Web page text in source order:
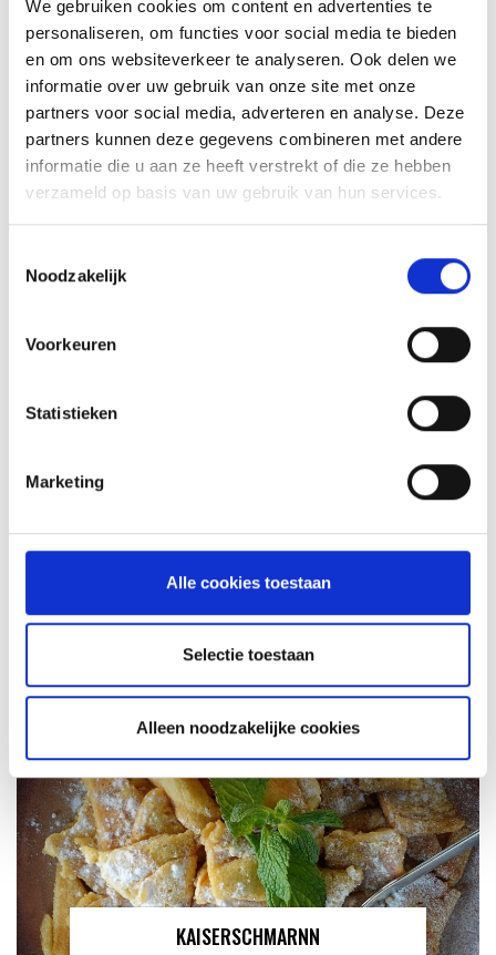
We gebruiken cookies om content en advertenties te
personaliseren, om functies voor social media te bieden
en om ons websiteverkeer te analyseren. Ook delen we
informatie over uw gebruik van onze site met onze
partners voor social media, adverteren en analyse. Deze
partners kunnen deze gegevens combineren met andere
informatie die u aan ze heeft verstrekt of die ze hebben
verzameld op basis van uw gebruik van hun services.
Noodzakelijk
Voorkeuren
Statistieken
Marketing
Alle cookies toestaan
Selectie toestaan
Alleen noodzakelijke cookies
WEBER REINIGINGSSET VOOR GEËMAILLEERDE GASBARBECUES
REINIGINGSSETS
INSPIRATIE
VAN ONZE GRILL MASTERS
KAISERSCHMARNN